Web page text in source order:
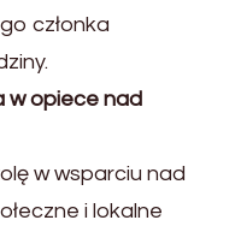
członka
w opiece nad
w wsparciu nad
i lokalne